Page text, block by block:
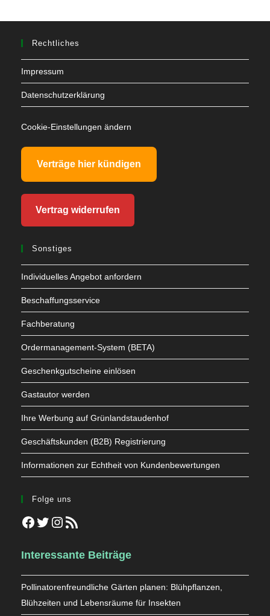
Rechtliches
Impressum
Datenschutzerklärung
Cookie-Einstellungen ändern
Verträge hier kündigen
Vertrag widerrufen
Sonstiges
Individuelles Angebot anfordern
Beschaffungsservice
Fachberatung
Ordermanagement-System (BETA)
Geschenkgutscheine einlösen
Gastautor werden
Ihre Werbung auf Grünlandstaudenhof
Geschäftskunden (B2B) Registrierung
Informationen zur Echtheit von Kundenbewertungen
Folge uns
Facebook
TwitterInstagram
RSS-Feed
Interessante Beiträge
Pollinatorenfreundliche Gärten planen: Blühpflanzen,
Blühzeiten und Lebensräume für Insekten